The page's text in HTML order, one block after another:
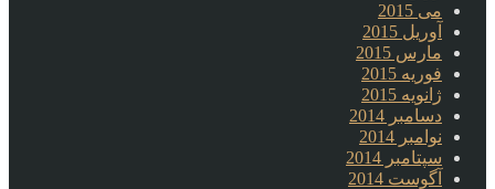
می 2015
آوریل 2015
مارس 2015
فوریه 2015
ژانویه 2015
دسامبر 2014
نوامبر 2014
سپتامبر 2014
آگوست 2014